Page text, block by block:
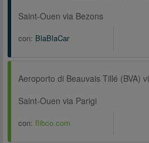
Saint-Ouen via Bezons
con: BlaBlaCar
Aeroporto di Beauvais Tillé (BVA)
Saint-Ouen via Parigi
con: flibco.com